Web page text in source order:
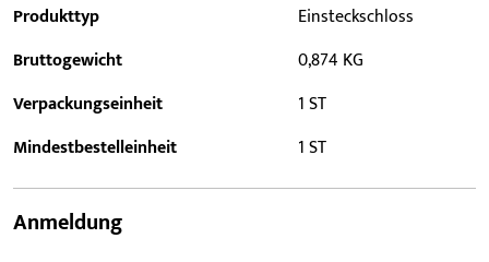
Produkttyp
Einsteckschloss
Bruttogewicht
0,874 KG
Verpackungseinheit
1 ST
Mindestbestelleinheit
1 ST
Anmeldung